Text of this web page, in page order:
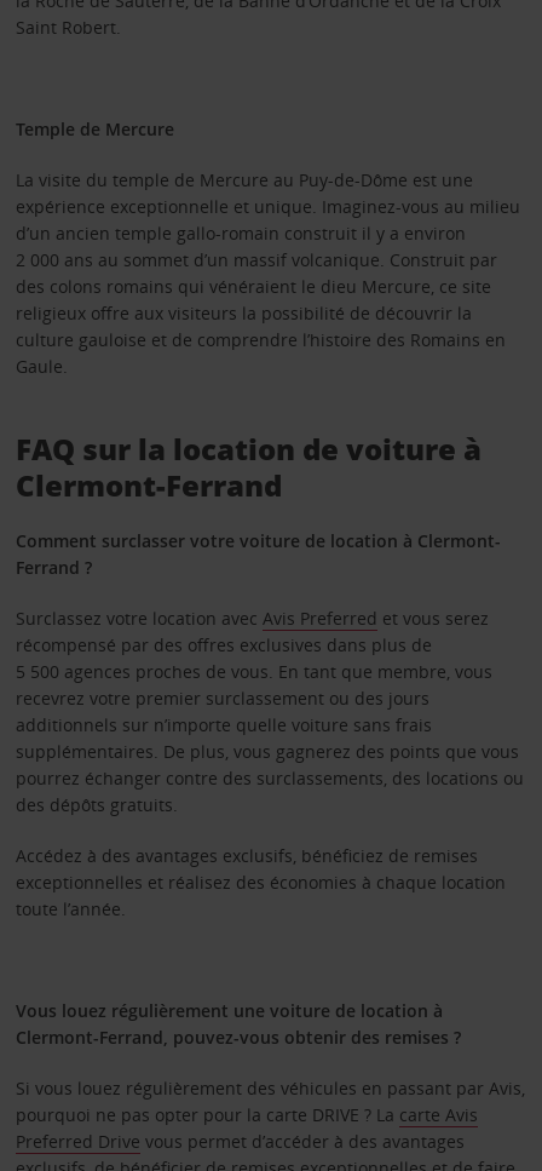
Saint Robert.
Temple de Mercure
La visite du temple de Mercure au Puy-de-Dôme est une
expérience exceptionnelle et unique. Imaginez-vous au milieu
d’un ancien temple gallo-romain construit il y a environ
2 000 ans au sommet d’un massif volcanique. Construit par
des colons romains qui vénéraient le dieu Mercure, ce site
religieux offre aux visiteurs la possibilité de découvrir la
culture gauloise et de comprendre l’histoire des Romains en
Gaule.
FAQ sur la location de voiture à
Clermont-Ferrand
Comment surclasser votre voiture de location à Clermont-
Ferrand ?
Surclassez votre location avec Avis Preferred et vous serez
récompensé par des offres exclusives dans plus de
5 500 agences proches de vous. En tant que membre, vous
recevrez votre premier surclassement ou des jours
additionnels sur n’importe quelle voiture sans frais
supplémentaires. De plus, vous gagnerez des points que vous
pourrez échanger contre des surclassements, des locations ou
des dépôts gratuits.
Accédez à des avantages exclusifs, bénéficiez de remises
exceptionnelles et réalisez des économies à chaque location
toute l’année.
Vous louez régulièrement une voiture de location à
Clermont-Ferrand, pouvez-vous obtenir des remises ?
Si vous louez régulièrement des véhicules en passant par Avis,
pourquoi ne pas opter pour la carte DRIVE ? La carte Avis
Preferred Drive vous permet d’accéder à des avantages